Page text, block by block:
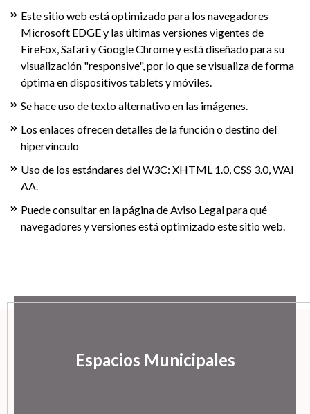
Este sitio web está optimizado para los navegadores
Microsoft EDGE y las últimas versiones vigentes de
FireFox, Safari y Google Chrome y está diseñado para su
visualización "responsive", por lo que se visualiza de forma
óptima en dispositivos tablets y móviles.
Se hace uso de texto alternativo en las imágenes.
Los enlaces ofrecen detalles de la función o destino del
hipervínculo
Uso de los estándares del W3C: XHTML 1.0, CSS 3.0, WAI
AA.
Puede consultar en la página de Aviso Legal para qué
navegadores y versiones está optimizado este sitio web.
Espacios Municipales